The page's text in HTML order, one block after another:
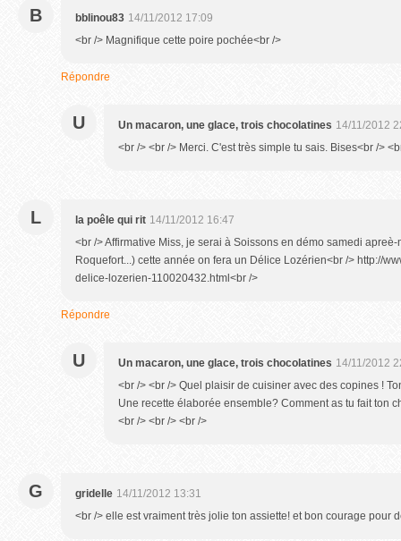
B bblinou83 14/11/2012 17:09
<br /> Magnifique cette poire pochée<br />
Répondre
U Un macaron, une glace, trois chocolatines 14/11/2012
<br /> <br /> Merci. C'est très simple tu sais. Bises<br />
L la poêle qui rit 14/11/2012 16:47
<br /> Affirmative Miss, je serai à Soissons en démo samedi
Roquefort...) cette année on fera un Délice Lozérien<br /> http://
delice-lozerien-110020432.html<br />
Répondre
U Un macaron, une glace, trois chocolatines 14/11/2012
<br /> <br /> Quel plaisir de cuisiner avec des copines !
Une recette élaborée ensemble? Comment as tu fait ton
<br /> <br /> <br />
G gridelle 14/11/2012 13:31
<br /> elle est vraiment très jolie ton assiette! et bon courage pour